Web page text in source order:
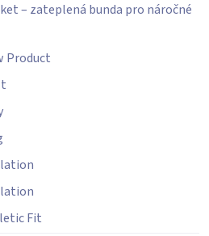
– zateplená bunda pro náročné
Product
Fit